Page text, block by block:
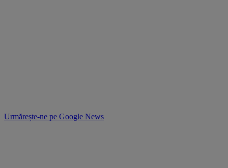
Urmărește-ne pe Google News